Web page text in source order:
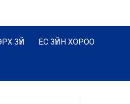
ЗҮЙ ЁС ЗҮЙН ХОРОО